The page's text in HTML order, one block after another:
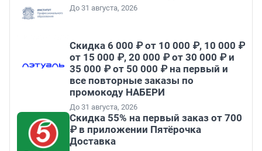
До 31 августа, 2026
Скидка 6 000 ₽ от 10 000 ₽, 10 000 ₽
от 15 000 ₽, 20 000 ₽ от 30 000 ₽ и
35 000 ₽ от 50 000 ₽ на первый и
все повторные заказы по
промокоду НАБЕРИ
До 31 августа, 2026
Скидка 55% на первый заказ от 700
₽ в приложении Пятёрочка
Доставка